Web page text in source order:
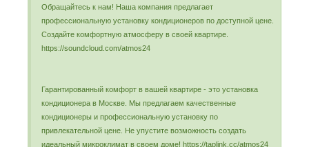
Обращайтесь к нам! Наша компания предлагает
профессиональную установку кондиционеров по доступной цене.
Создайте комфортную атмосферу в своей квартире.
https://soundcloud.com/atmos24
Гарантированный комфорт в вашей квартире - это установка
кондиционера в Москве. Мы предлагаем качественные
кондиционеры и профессиональную установку по
привлекательной цене. Не упустите возможность создать
идеальный микроклимат в своем доме! https://taplink.cc/atmos24